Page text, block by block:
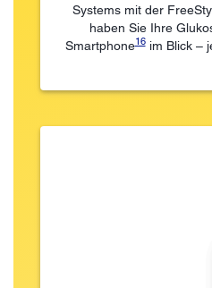
Systems mit der
haben Sie Ihre
Smartphone16im Blick –